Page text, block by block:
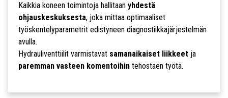
Kaikkia koneen toimintoja hallitaan yhdestä
ohjauskeskuksesta, joka mittaa optimaaliset
työskentelyparametrit edistyneen diagnostiikkajärjestelmän
avulla.
Hydrauliventtiilit varmistavat samanaikaiset liikkeetja
paremman vasteen komentoihintehostaen työtä.